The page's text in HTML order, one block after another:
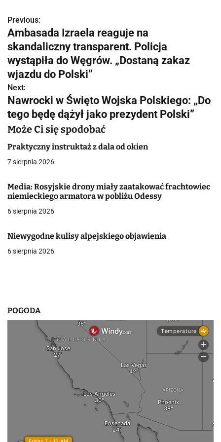
N
a
w
i
g
a
c
j
w
p
s
Previous:
Ambasada Izraela reaguje na
skandaliczny transparent. Policja
wystąpiła do Węgrów. „Dostaną zakaz
wjazdu do Polski”
Next:
Nawrocki w Święto Wojska Polskiego: „Do
tego będę dążył jako prezydent Polski”
Może Ci się spodobać
Praktyczny instruktaż z dala od okien
7 sierpnia 2026
Media: Rosyjskie drony miały zaatakować frachtowiec
niemieckiego armatora w pobliżu Odessy
6 sierpnia 2026
Niewygodne kulisy alpejskiego objawienia
6 sierpnia 2026
POGODA